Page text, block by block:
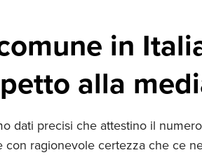
in
alla
dati precisi che attestino il
con ragionevole certezza che ce